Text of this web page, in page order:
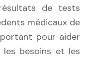
de tests
médicaux de
pour aider
les besoins et les